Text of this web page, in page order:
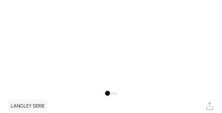
LANGLEY SERIE